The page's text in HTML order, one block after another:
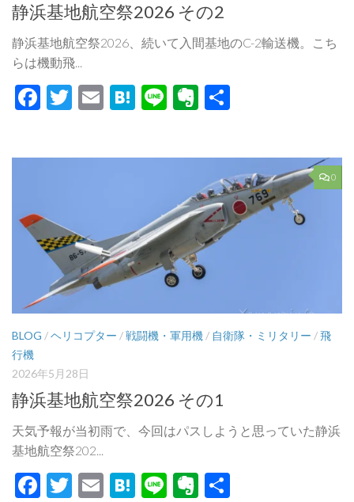
静浜基地航空祭2026 その2
静浜基地航空祭2026、続いて入間基地のC-2輸送機。こち
らは機動飛...
Facebook
Twitter
EmailHatena
LineEvernote
0
BLOG /ヘリコプター /戦闘機・軍用機 / 自衛隊・ミリタリー /飛
行機
2026年5月28日
静浜基地航空祭2026 その1
天気予報が当初雨で、今回はパスしようと思っていた静浜
基地航空祭202...
Facebook
Twitter
EmailHatena
LineEvernote